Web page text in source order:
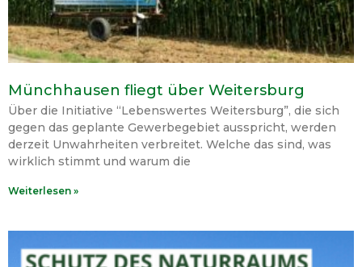
Münchhausen fliegt über Weitersburg
Über die Initiative “Lebenswertes Weitersburg”, die sich
gegen das geplante Gewerbegebiet ausspricht, werden
derzeit Unwahrheiten verbreitet. Welche das sind, was
wirklich stimmt und warum die
Weiterlesen »